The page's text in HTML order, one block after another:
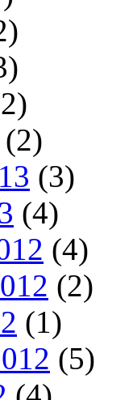
(2)
(3)
(4)
(4)
(2)
(1)
(5)